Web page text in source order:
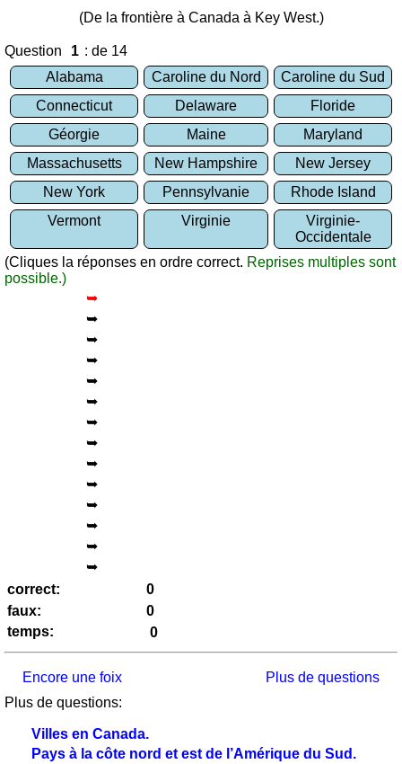
Quiz
des
drapeaux,
blasons,
monnaie
Quiz
de
villes
pays
Plus
Entraineur
mémoire
Entraineur
mathématiques
animaux
Trouvez
différences
allemand
anglais
espagnol
italien
latin
portugais
roumain
(De la frontière à Canada à Key West.)
Question
: de 14
Alabama
Caroline du Nord
Caroline du Sud
Connecticut
Delaware
Floride
Géorgie
Maine
Maryland
Massachusetts
New Hampshire
New Jersey
New York
Pennsylvanie
Rhode Island
Vermont
Virginie
Virginie-
Occidentale
(Cliques la réponses en ordre correct. Reprises multiples sont
possible.)
➥
➥
➥
➥
➥
➥
➥
➥
➥
➥
➥
➥
➥
➥
correct:
faux:
temps:
Encore une foix
Plus de questions
Plus de questions:
Villes en Canada.
Pays à la côte nord et est de l’Amérique du Sud .